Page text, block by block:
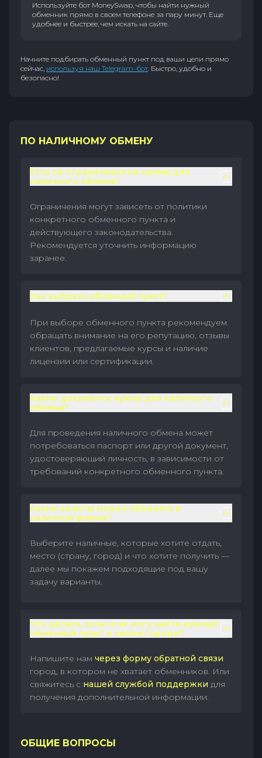
Используйте бот MoneySwap, чтобы найти нужный
обменник прямо в своем телефоне за пару минут. Еще
удобнее и быстрее, чем искать на сайте.
Начните подбирать обменный пункт под ваши цели прямо
сейчас, используя наш Telegram-бот. Быстро, удобно и
безопасно!
ПО НАЛИЧНОМУ ОБМЕНУ
Есть ли ограничения на суммы для
наличного обмена?
Ограничения могут зависеть от политики
конкретного обменного пункта и
действующего законодательства.
Рекомендуется уточнить информацию
заранее.
Как выбрать обменный пункт?
При выборе обменного пункта рекомендуем
обращать внимание на его репутацию, отзывы
клиентов, предлагаемые курсы и наличие
лицензии или сертификации.
Какие документы нужны для наличного
обмена?
Для проведения наличного обмена может
потребоваться паспорт или другой документ,
удостоверяющий личность, в зависимости от
требований конкретного обменного пункта.
Какие валюты можно обменять в
наличной форме?
Выберите наличные, которые хотите отдать,
место (страну, город) и что хотите получить —
далее мы покажем подходящие под вашу
задачу варианты.
Что делать, если я не могу найти нужный
обменный пункт в своем городе?
Напишите нам через форму обратной связи
город, в котором не хватает обменников. Или
свяжитесь с нашей службой поддержки для
получения дополнительной информации.
ОБЩИЕ ВОПРОСЫ